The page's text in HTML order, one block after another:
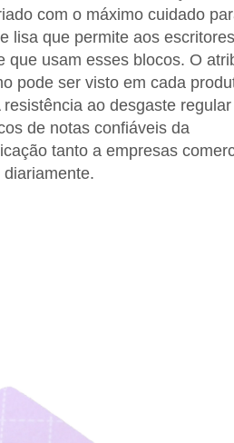
com o máximo cuidado
lisa que permite aos escritores
que usam esses blocos. O
pode ser visto em cada
ao desgaste regular
de notas confiáveis da
tanto a empresas